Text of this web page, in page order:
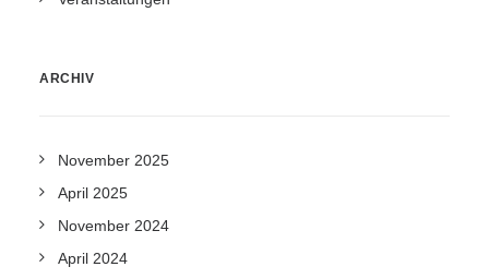
ARCHIV
November 2025
April 2025
November 2024
April 2024